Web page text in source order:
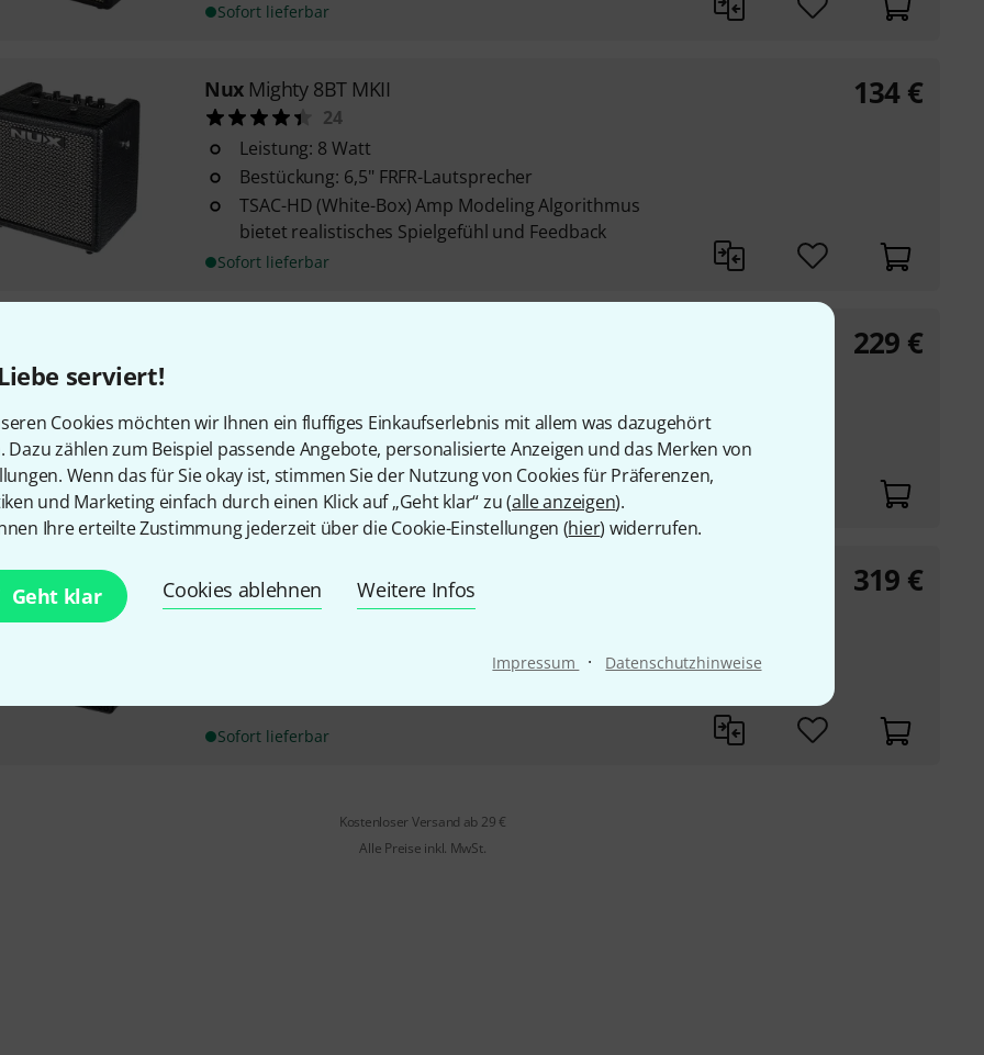
serviert!
Cookies möchten wir Ihnen ein fluffiges Einkaufserlebnis mit allem was dazugehört
Dazu zählen zum Beispiel passende Angebote, personalisierte Anzeigen und das Merken von
Wenn das für Sie okay ist, stimmen Sie der Nutzung von Cookies für Präferenzen,
und Marketing einfach durch einen Klick auf „Geht klar“ zu (alle anzeigen).
Ihre erteilte Zustimmung jederzeit über die Cookie-Einstellungen (hier) widerrufen.
Geht klar Cookies ablehnen Weitere Infos
Impressum · Datenschutzhinweise
Sofort lieferbar
Nux Mighty 8BT MKII
24
Leistung: 8 Watt
Bestückung: 6,5" FRFR-Lautsprecher
TSAC-HD (White-Box) Amp Modeling Algorithmus
bietet realistisches Spielgefühl und Feedback
Sofort lieferbar
134 €
Bestückung: 10" Lautsprecher (4 Ohm)
Abtastrate: 48 kHz / 32 Bit
Sofort lieferbar
229 €
Nux Mighty Space B-Stock
mit FX / IR / Drum-Looper / Bluetooth / drahtlosem
Sofort lieferbar
319 €
Kostenloser Versand ab 29 €
Alle Preise inkl. MwSt.